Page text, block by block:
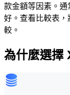
款金額等因素。
好。查看比較表
較。
為什麼選擇